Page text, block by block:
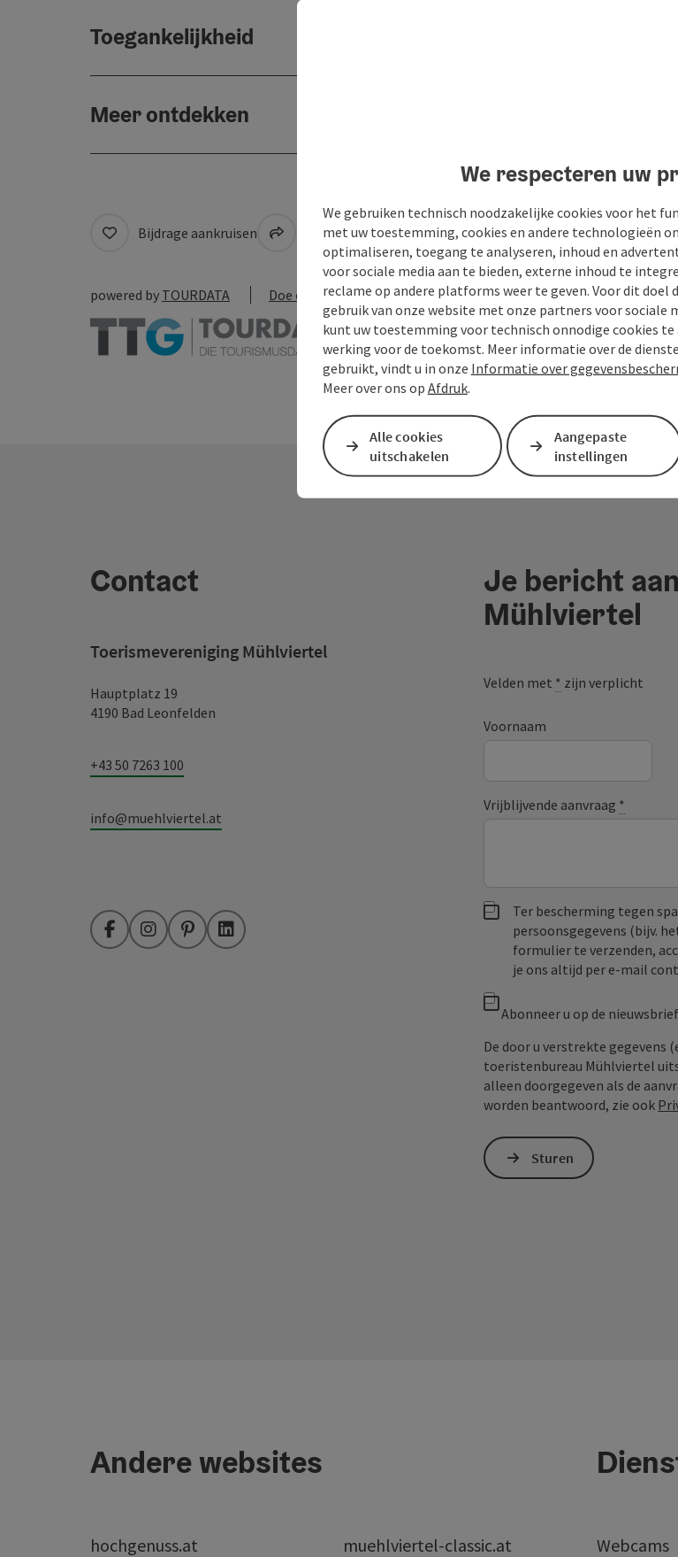
Toegankelijkheid
Meer ontdekken
Bijdrage aankruisen Naar favorieten PDF aanmaken Bijdrage
powered by TOURDATA Doe een suggestie
Contact
Toerismevereniging Mühlviertel
Hauptplatz 19
4190 Bad Leonfelden
+43 50 7263 100
info@muehlviertel.at
FacebookInstagramPinterestLinkedIn
Je bericht
Mühlviertel
Velden met * zijn verplicht
Voornaam
Vrijblijvende aanvraag *
Ter bescherming tegen
persoonsgegevens (bijv.
formulier te verzenden,
je ons altijd per e‑mail
Abonneer u op de
De door u verstrekte gegevens
toeristenbureau Mühlviertel
alleen doorgegeven als de
worden beantwoord, zie ook
Sturen
Andere websites
hochgenuss.at muehlviertel-classic.at Webcams
We respecteren uw
We gebruiken technisch noodzakelijke cookies voor het
met uw toestemming, cookies en andere technologieën
optimaliseren, toegang te analyseren, inhoud en
voor sociale media aan te bieden, externe inhoud te
reclame op andere platforms weer te geven. Voor dit doel
gebruik van onze website met onze partners voor sociale
kunt uw toestemming voor technisch onnodige cookies
werking voor de toekomst. Meer informatie over de
gebruikt, vindt u in onze Informatie over
Meer over ons op Afdruk.
Alle cookies
uitschakelen
Aangepaste
instellingen